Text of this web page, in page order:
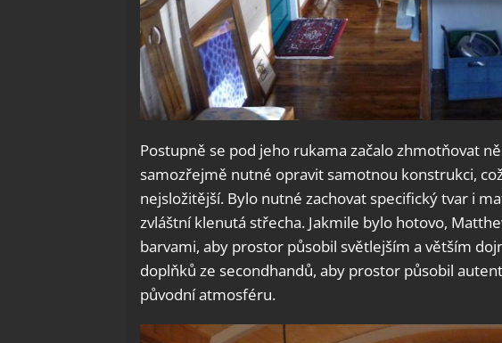
Zajištění bezpečnosti,
odstraňování chyb,
Ukládání a sdělování
Postupně se pod jeho rukama začalo zhmotňovat
samozřejmě nutné opravit samotnou konstrukci,
nejsložitější. Bylo nutné zachovat specifický tvar i
zvláštní klenutá střecha. Jakmile bylo hotovo,
barvami, aby prostor působil světlejším a větším
doplňků ze secondhandů, aby prostor působil
původní atmosféru.